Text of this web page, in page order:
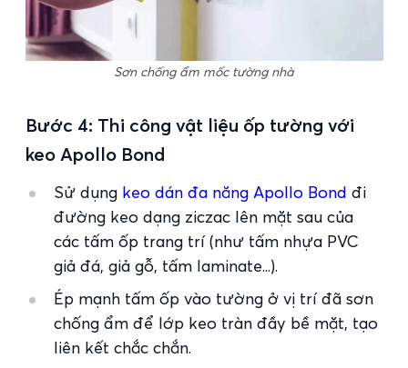
Sơn chống ẩm mốc tường nhà
Bước 4: Thi công vật liệu ốp tường với
keo Apollo Bond
Sử dụng keo dán đa năng Apollo Bond đi
đường keo dạng ziczac lên mặt sau của
các tấm ốp trang trí (như tấm nhựa PVC
giả đá, giả gỗ, tấm laminate...).
Ép mạnh tấm ốp vào tường ở vị trí đã sơn
chống ẩm để lớp keo tràn đầy bề mặt, tạo
liên kết chắc chắn.